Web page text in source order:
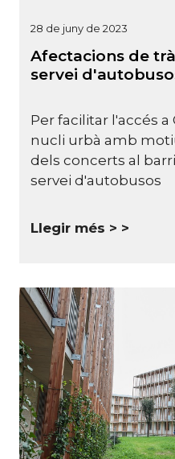
28 de juny de 2023
Afectacions de
servei
Per facilitar l'accés a
nucli urbà amb
dels concerts al
servei d'autobusos
Llegir més >